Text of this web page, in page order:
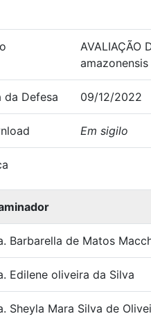
AVALIAÇÃO
amazonensis
da Defesa 09/12/2022
Em sigilo
Barbarella de Matos
Edilene oliveira da Silva
Sheyla Mara Silva de